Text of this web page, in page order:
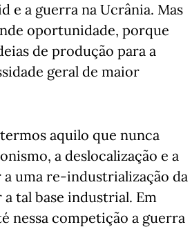
e a guerra na Ucrânia. Mas
oportunidade, porque
de produção para a
geral de maior
aquilo que nunca
a deslocalização e a
uma re-industrialização da
tal base industrial. Em
nessa competição a guerra